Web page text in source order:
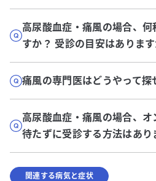
高尿酸血症・痛風の場合、
すか？ 受診の目安はあります
痛風の専門医はどうやって探
高尿酸血症・痛風の場合、
待たずに受診する方法はあり
関連する病気と症状